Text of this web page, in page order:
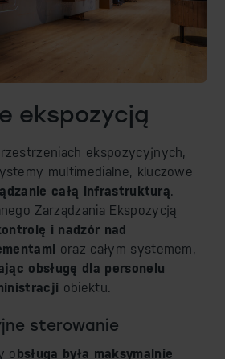
ekspozycją
ekspozycyjnych,
multimedialne, kluczowe
całą infrastrukturą.
Zarządzania Ekspozycją
i nadzór nad
oraz całym systemem,
obsługę dla personelu
obiektu.
sterowanie
o bsługa była maksymalnie